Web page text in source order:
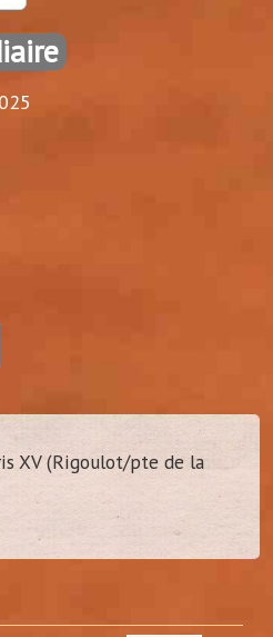
XV (Rigoulot/pte de la
40
( Tours - 37)